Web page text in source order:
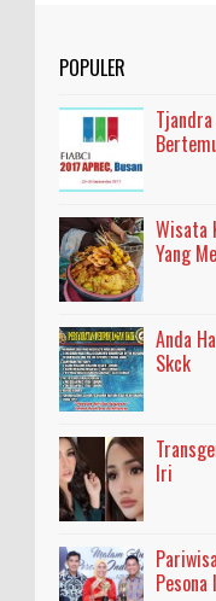
POPULER
Wisata
Yang
Anda
Skck
Iri